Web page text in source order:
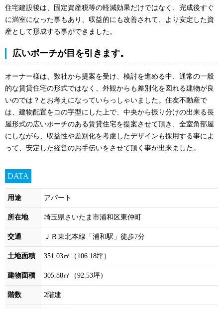
住宅建設後は、固定資産税等の軽減効果だけではなく、完成後すぐ
に満室になった事もあり、収益的にも改善されて、より安定した資
産として形成する事ができました。
広いポーチが目を引きます。
オーナー様は、数社から提案を受け、検討を進める中、通常の一般
的な賃貸住宅の形式ではなく、外観からも差別化を図れる建物が良
いのでは？とお考えになっていらっしゃいました。住友不動産で
は、建物配置をコの字型にした上で、中央から振り分けの出来る長
屋形式の広いポーチのある賃貸住宅を提案させて頂き、全室角部屋
にしながら、収益性や差別化を考慮したデザインも採用する事によ
って、安定した経営のお手伝いをさせて頂く事が出来ました。
DATA
用途 アパート
所在地 埼玉県さいたま市浦和区東仲町
交通 ＪＲ東北本線「浦和駅」徒歩7分
土地面積 351.03㎡（106.18坪）
建物面積 305.88㎡（92.53坪）
階数 2階建